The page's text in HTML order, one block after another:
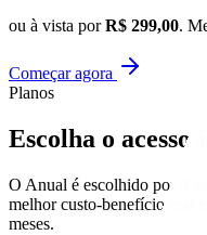
ou à vista porR$ 299,00.
Começar agora
Planos
Escolha o acesso
O Anual é escolhido por 9
melhor custo-benefício real
meses.